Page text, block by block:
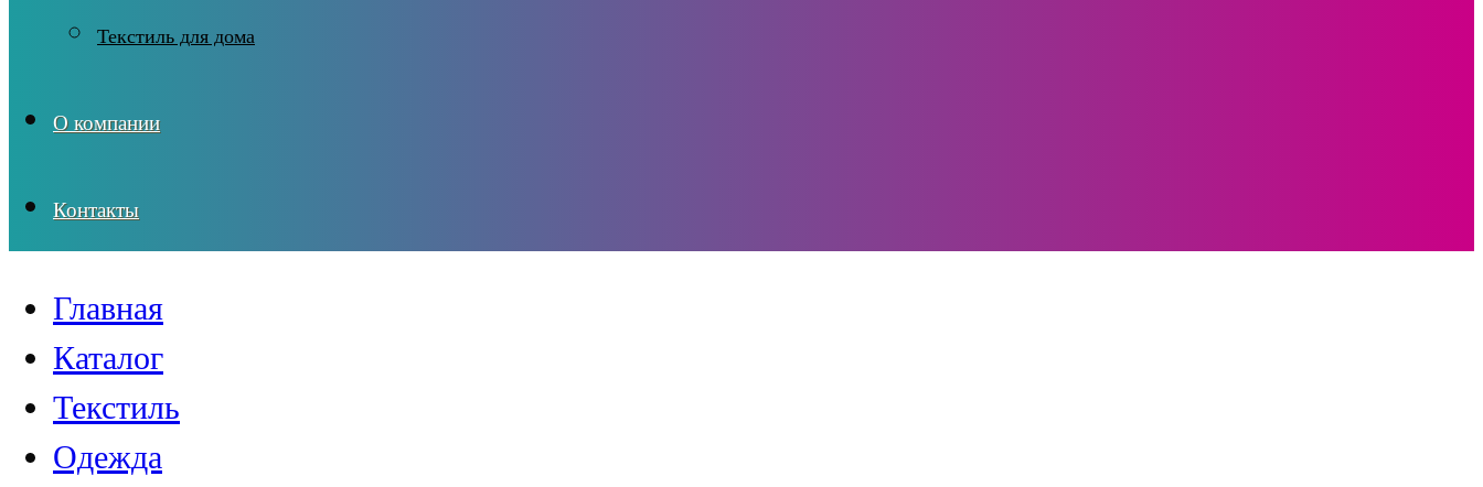
Текстиль для дома
О компании
Контакты
Главная
Каталог
Текстиль
Одежда